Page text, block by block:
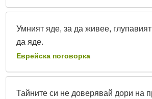
Умният яде, за да живее,
да яде.
Еврейска поговорка
Тайните си не доверявай дори на